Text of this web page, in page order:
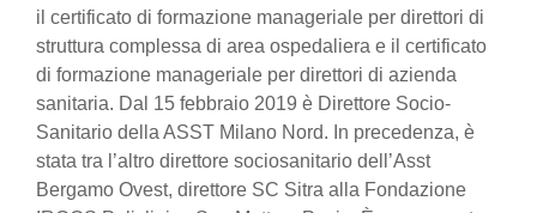
il certificato di formazione manageriale per direttori di
struttura complessa di area ospedaliera e il certificato
di formazione manageriale per direttori di azienda
sanitaria. Dal 15 febbraio 2019 è Direttore Socio-
Sanitario della ASST Milano Nord. In precedenza, è
stata tra l’altro direttore sociosanitario dell’Asst
Bergamo Ovest, direttore SC Sitra alla Fondazione